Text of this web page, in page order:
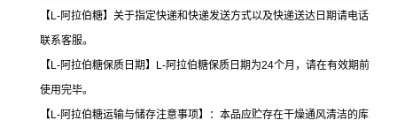
【L-阿拉伯糖】关于指定快递和快递发送方式以及快递送达日期请电话
联系客服。
【L-阿拉伯糖保质日期】L-阿拉伯糖保质日期为24个月，请在有效期前
使用完毕。
【L-阿拉伯糖运输与储存注意事项】：本品应贮存在干燥通风清洁的库